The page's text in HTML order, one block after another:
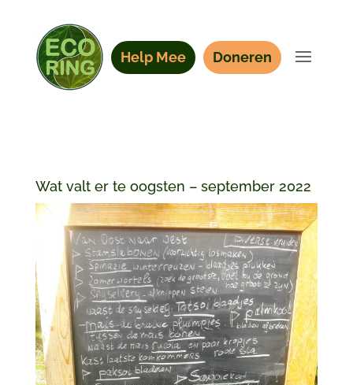
Help Mee Doneren
Wat valt er te oogsten – september 2022